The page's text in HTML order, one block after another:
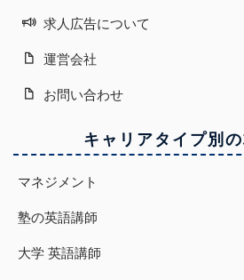
求人広告について
運営会社
お問い合わせ
キャリアタイプ別
マネジメント
塾の英語講師
大学 英語講師